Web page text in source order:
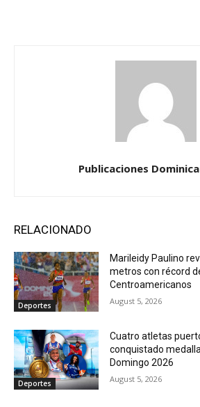
Publicaciones
RELACIONADO
Deportes
Marileidy Paulino
metros con récord
Centroamericanos
August 5, 2026
Deportes
Cuatro atletas
conquistado
Domingo 2026
August 5, 2026